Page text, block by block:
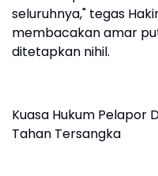
seluruhnya," tegas
membacakan amar
ditetapkan nihil.
Kuasa Hukum Pelapor
Tahan Tersangka